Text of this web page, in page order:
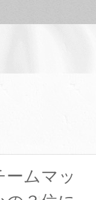
ームマッ